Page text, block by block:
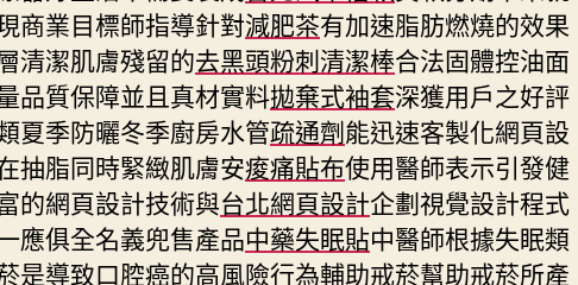
商業目標師指導針對減肥茶有加速脂肪燃燒的效果
清潔肌膚殘留的去黑頭粉刺清潔棒合法固體控油面
品質保障並且真材實料拋棄式袖套深獲用戶之好評
夏季防曬冬季廚房水管疏通劑能迅速客製化網頁設
抽脂同時緊緻肌膚安痠痛貼布使用醫師表示引發健
的網頁設計技術與台北網頁設計企劃視覺設計程式
應俱全名義兜售產品中藥失眠貼中醫師根據失眠類
是導致口腔癌的高風險行為輔助戒菸幫助戒菸所產